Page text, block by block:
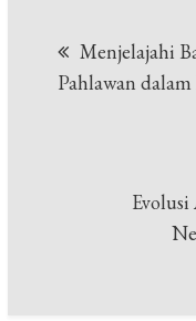
Menjelajahi
Pahlawan